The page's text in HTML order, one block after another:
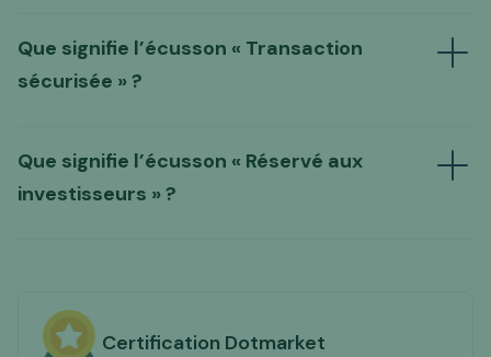
un devis d'audit complet de la part de nos
nos conditions de ventes et offres
de prestation
Que signifie l’écusson « Transaction
sécurisée » ?
"Transaction sécurisée"
Que signifie l’écusson « Réservé aux
investisseurs » ?
Certification Dotmarket